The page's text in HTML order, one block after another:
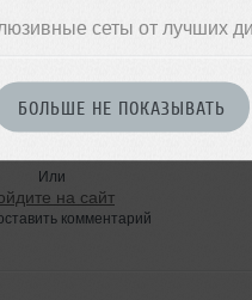
сеты от лучших
БОЛЬШЕ НЕ ПОКАЗЫВАТЬ
Или
на сайт
комментарий